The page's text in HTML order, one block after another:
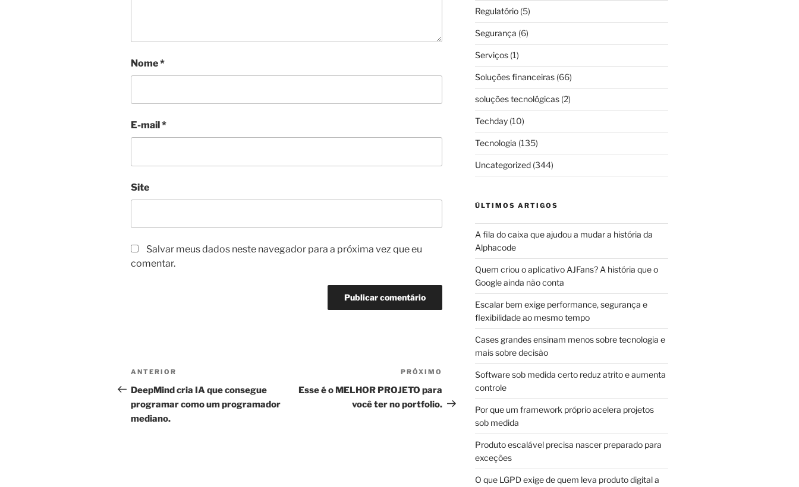
Nome*
E-mail*
Site
Salvar meus dados neste navegador para a próxima vez que eu
comentar.
Navegação
de
Post
Post
anterior
ANTERIOR
DeepMind cria IA que consegue
programar como um programador
mediano.
Próximo
PRÓXIMO
Esse é o MELHOR PROJETO para
você ter no portfolio.
Regulatório(5)
Segurança (6)
Serviços(1)
Soluções financeiras(66)
soluções tecnológicas(2)
Techday(10)
Tecnologia (135)
Uncategorized(344)
ÚLTIMOS ARTIGOS
A fila do caixa que ajudou a mudar a história da
Alphacode
Quem criou o aplicativo AJFans? A história que o
Google ainda não conta
Escalar bem exige performance, segurança e
flexibilidade ao mesmo tempo
Cases grandes ensinam menos sobre tecnologia e
mais sobre decisão
Software sob medida certo reduz atrito e aumenta
controle
Por que um framework próprio acelera projetos
sob medida
Produto escalável precisa nascer preparado para
exceções
O que LGPD exige de quem leva produto digital a